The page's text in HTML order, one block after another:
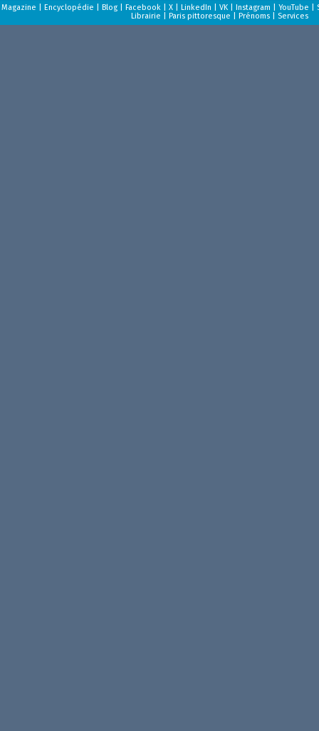
Magazine Encyclopédie Blog| Facebook| X| LinkedIn VK| Instagram YouTube
Librairie
Paris pittoresque Prénoms| Services